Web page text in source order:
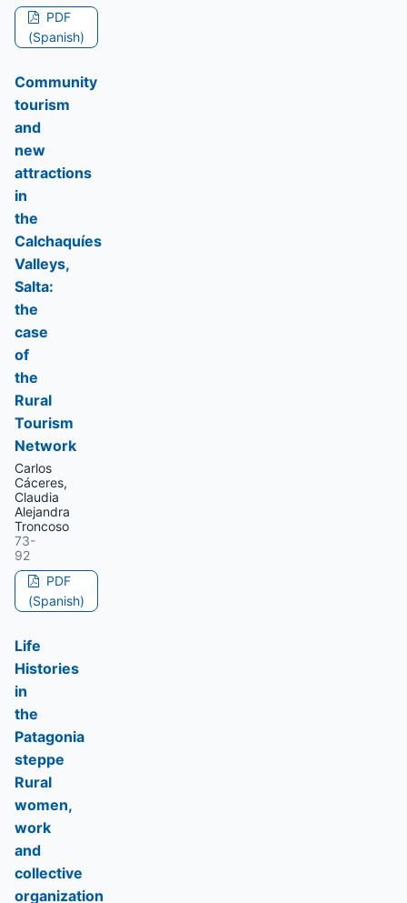
PDF
(Spanish)
Community
tourism
and
new
attractions
in
the
Calchaquíes
Valleys,
Salta:
the
case
of
the
Rural
Tourism
Network
Carlos
Cáceres,
Claudia
Alejandra
Troncoso
73-
92
PDF
(Spanish)
Life
Histories
in
the
Patagonia
steppe
Rural
women,
work
and
collective
organization